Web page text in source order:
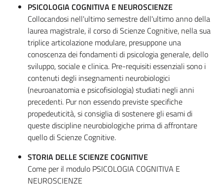
PSICOLOGIA COGNITIVA E NEUROSCIENZE
Collocandosi nell'ultimo semestre dell'ultimo anno della
laurea magistrale, il corso di Scienze Cognitive, nella sua
triplice articolazione modulare, presuppone una
conoscenza dei fondamenti di psicologia generale, dello
sviluppo, sociale e clinica. Pre-requisiti essenziali sono i
contenuti degli insegnamenti neurobiologici
(neuroanatomia e psicofisiologia) studiati negli anni
precedenti. Pur non essendo previste specifiche
propedeuticità, si consiglia di sostenere gli esami di
queste discipline neurobiologiche prima di affrontare
quello di Scienze Cognitive.
STORIA DELLE SCIENZE COGNITIVE
Come per il modulo PSICOLOGIA COGNITIVA E
NEUROSCIENZE